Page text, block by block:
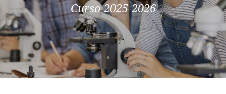
Curso 2025-2026